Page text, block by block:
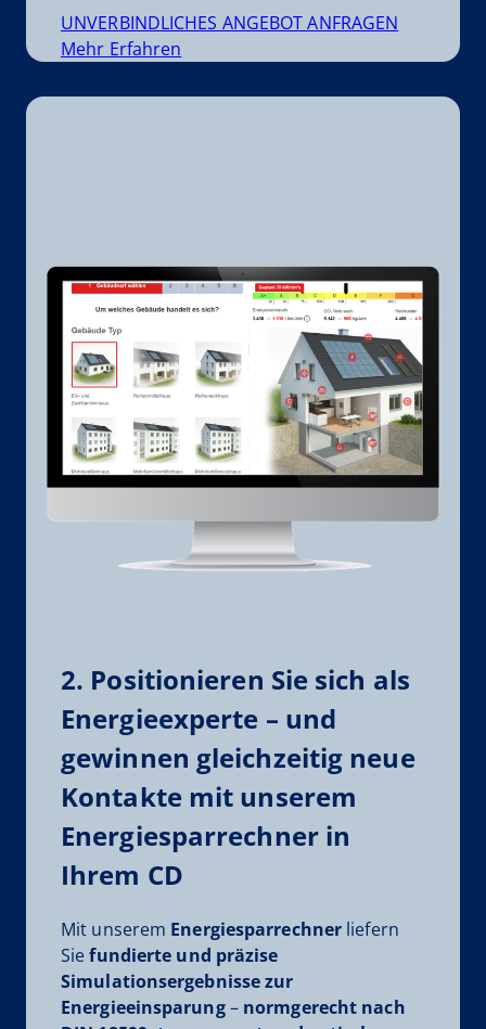
UNVERBINDLICHES ANGEBOT ANFRAGEN
Mehr Erfahren
2. Positionieren Sie sich als
Energieexperte – und
gewinnen gleichzeitig neue
Kontakte mit unserem
Energiesparrechner in
Ihrem CD
Mit unserem Energiesparrechner liefern
Siefundierte und präzise
Simulationsergebnisse zur
Energieeinsparung– normgerecht nach